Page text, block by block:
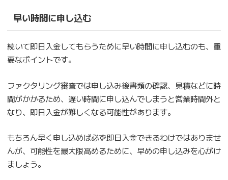
早い時間に申し込む
続いて即日入金してもらうために早い時間に申し込むのも、重
要なポイントです。
ファクタリング審査では申し込み後書類の確認、見積などに時
間がかかるため、遅い時間に申し込んでしまうと営業時間外と
なり、即日入金が難しくなる可能性があります。
もちろん早く申し込めば必ず即日入金できるわけではありませ
んが、可能性を最大限高めるために、早めの申し込みを心がけ
ましょう。